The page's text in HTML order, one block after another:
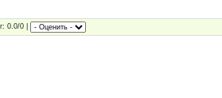
0.0/0 |